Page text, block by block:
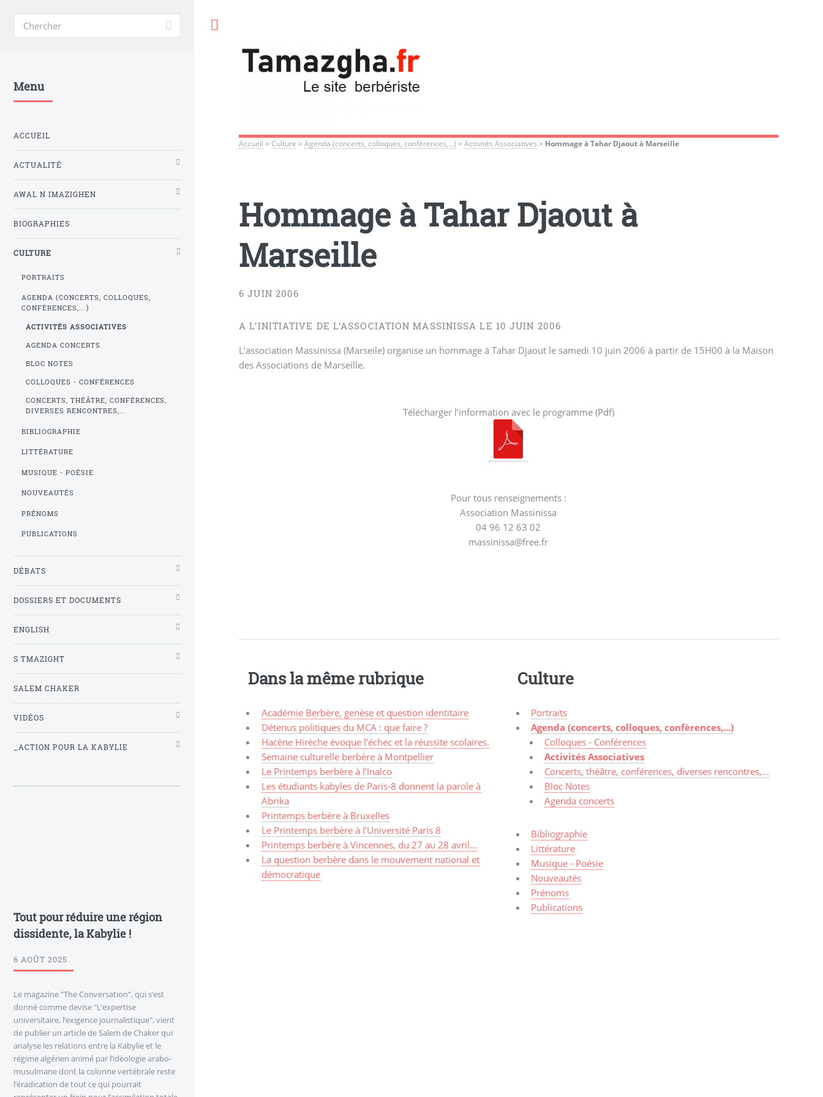
Accueil >Culture >Agenda (concerts, colloques, confèrences,...) >Activités Associatives > Hommage à Tahar Djaout à Marseille
Hommage à Tahar Djaout à
Marseille
6 JUIN 2006
A L’INITIATIVE DE L’ASSOCIATION MASSINISSA LE 10 JUIN 2006
L’association Massinissa (Marseile) organise un hommage à Tahar Djaout le samedi 10 juin 2006 à partir de 15H00 à la Maison
des Associations de Marseille.
Télécharger l’information avec le programme (Pdf)
Pour tous renseignements :
Association Massinissa
04 96 12 63 02
massinissa@free.fr
Dans la même rubrique
Académie Berbère, genèse et question identitaire
Détenus politiques du MCA : que faire ?
Hacène Hirèche évoque l’échec et la réussite scolaires.
Semaine culturelle berbère à Montpellier
Le Printemps berbère à l’Inalco
Les étudiants kabyles de Paris-8 donnent la parole à
Abrika
Printemps berbère à Bruxelles
Le Printemps berbère à l’Université Paris 8
Printemps berbère à Vincennes, du 27 au 28 avril...
La question berbère dans le mouvement national et
démocratique
Culture
Portraits
Agenda (concerts, colloques, confèrences,...)
Colloques - Conférences
Activités Associatives
Concerts, théâtre, conférences, diverses rencontres,...
Bloc Notes
Agenda concerts
Bibliographie
Littérature
Musique - Poésie
Nouveautés
Prénoms
Publications
Menu
ACCUEIL
ACTUALITÉ
AWAL N IMAZIGHEN
BIOGRAPHIES
CULTURE
PORTRAITS
AGENDA (CONCERTS, COLLOQUES,
CONFÈRENCES,...)
ACTIVITÉS ASSOCIATIVES
AGENDA CONCERTS
BLOC NOTES
COLLOQUES - CONFÉRENCES
CONCERTS, THÉÂTRE, CONFÉRENCES,
DIVERSES RENCONTRES,...
BIBLIOGRAPHIE
LITTÉRATURE
MUSIQUE - POÉSIE
NOUVEAUTÉS
PRÉNOMS
PUBLICATIONS
DÉBATS
DOSSIERS ET DOCUMENTS
ENGLISH
S TMAZIGHT
SALEM CHAKER
VIDÉOS
_ACTION POUR LA KABYLIE
Tout pour réduire une région
dissidente, la Kabylie !
6 AOÛT 2025
Le magazine "The Conversation", qui s’est
donné comme devise "L’expertise
universitaire, l’exigence journalistique", vient
de publier un article de Salem de Chaker qui
analyse les relations entre la Kabylie et le
régime algérien animé par l’idéologie arabo-
musulmane dont la colonne vertébrale reste
l’éradication de tout ce qui pourrait